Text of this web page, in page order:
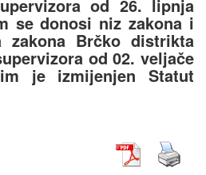
od 26. lipnja
se donosi niz zakona i
zakona Brčko distrikta
od 02. veljače
je izmijenjen Statut